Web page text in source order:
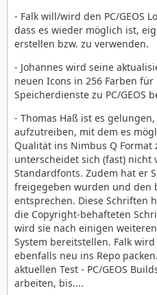
- Falk will/wird den PC/GEOS
dass es wieder möglich ist,
erstellen bzw. zu verwenden.
- Johannes wird seine
neuen Icons in 256 Farben
Speicherdienste zu PC/GEOS
- Thomas Haß ist es
aufzutreiben, mit dem es
Qualität ins Nimbus Q
unterscheidet sich (fast) nicht
Standardfonts. Zudem hat er
freigegeben wurden und den
entsprechen. Diese Schriften
die Copyright-behafteten
wird sie nach einigen
System bereitstellen. Falk
ebenfalls neu ins Repo
aktuellen Test - PC/GEOS
arbeiten, bis....